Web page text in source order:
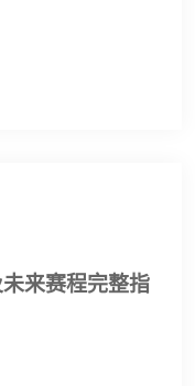
来赛程完整指